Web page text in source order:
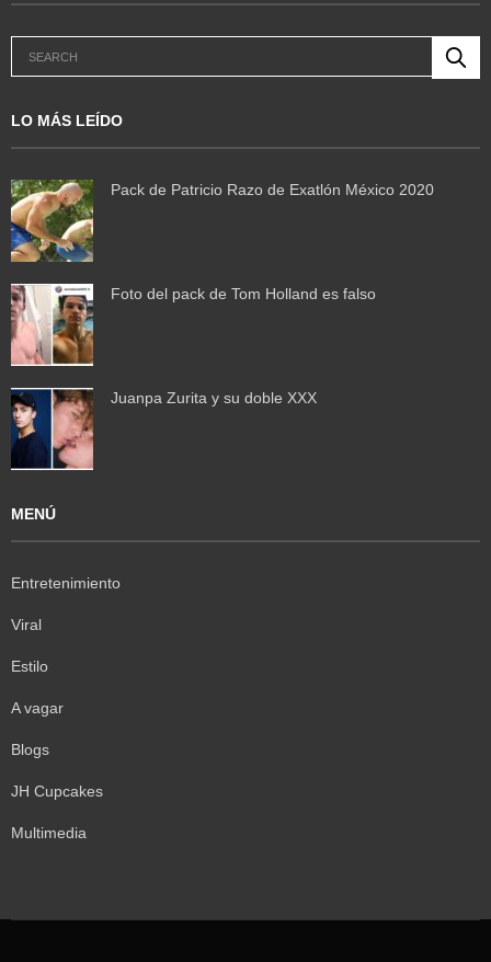
LO MÁS LEÍDO
Pack de Patricio Razo de Exatlón México 2020
Foto del pack de Tom Holland es falso
Juanpa Zurita y su doble XXX
MENÚ
Entretenimiento
Viral
Estilo
A vagar
Blogs
JH Cupcakes
Multimedia